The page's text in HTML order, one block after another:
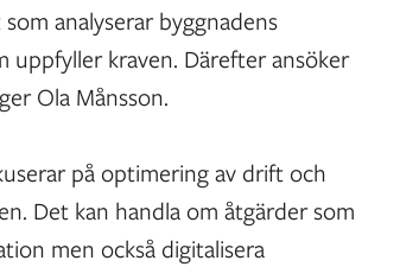
analyserar byggnadens
uppfyller kraven. Därefter ansöker
Ola Månsson.
på optimering av drift och
Det kan handla om åtgärder som
men också digitalisera